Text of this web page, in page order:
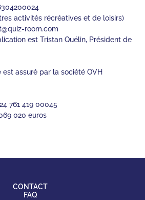
activités récréatives et de loisirs)
room.com
est Tristan Quélin, Président de
est assuré par la société OVH
761 419 00045
020 euros
CONTACT
FAQ